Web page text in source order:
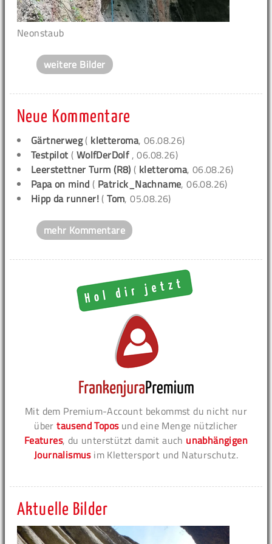
Neonstaub
weitere Bilder
Neue Kommentare
Gärtnerweg( kletteroma, 06.08.26)
Testpilot ( WolfDerDolf , 06.08.26)
Leerstettner Turm (R8) ( kletteroma, 06.08.26)
Papa on mind ( Patrick_Nachname, 06.08.26)
Hipp da runner! (Tom, 05.08.26)
mehr Kommentare
Mit dem Premium-Account bekommst du nicht nur
übertausend Toposund eine Menge nützlicher
Features, du unterstützt damit auch unabhängigen
Journalismusim Klettersport und Naturschutz.
Aktuelle Bilder